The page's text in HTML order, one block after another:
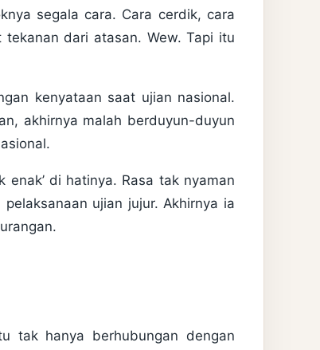
segala cara. Cara cerdik, cara
dari atasan. Wew. Tapi itu
kenyataan saat ujian nasional.
akhirnya malah berduyun-duyun
di hatinya. Rasa tak nyaman
ujian jujur. Akhirnya ia
tak hanya berhubungan dengan